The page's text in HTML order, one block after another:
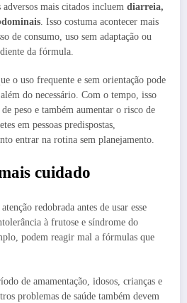
adversos mais citados incluem diarreia,
. Isso costuma acontecer mais
de consumo, uso sem adaptação ou
da fórmula.
o uso frequente e sem orientação pode
do necessário. Com o tempo, isso
peso e também aumentar o risco de
em pessoas predispostas,
entrar na rotina sem planejamento.
cuidado
redobrada antes de usar esse
à frutose e síndrome do
podem reagir mal a fórmulas que
de amamentação, idosos, crianças e
problemas de saúde também devem